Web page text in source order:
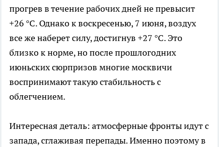
прогрев в течение рабочих дней не превысит
+26 °C. Однако к воскресенью, 7 июня, воздух
все же наберет силу, достигнув +27 °C. Это
близко к норме, но после прошлогодних
июньских сюрпризов многие москвичи
воспринимают такую стабильность с
облегчением.
Интересная деталь: атмосферные фронты идут с
запада, сглаживая перепады. Именно поэтому в